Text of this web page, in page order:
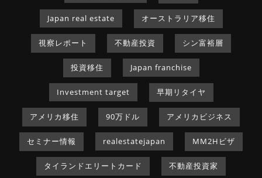
Japan real estate オーストラリア移住
視察レポート 不動産投資 シン富裕層
投資移住 Japan franchise
Investment target 早期リタイヤ
アメリカ移住 90万ドル アメリカビジネス
セミナー情報 realestatejapan MM2Hビザ
タイランドエリートカード 不動産投資家